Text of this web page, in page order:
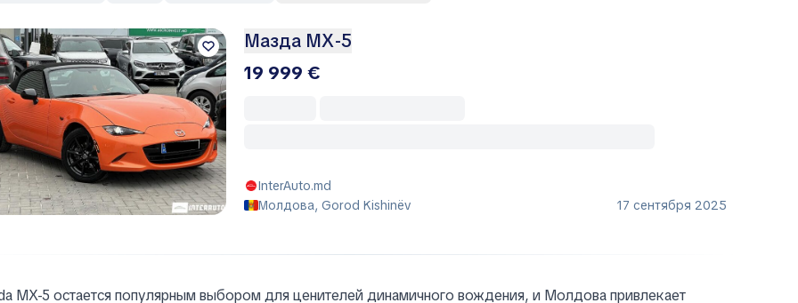
Мазда МХ-5
19 999 €
InterAuto.md
Молдова, Gorod Kishinëv
17 сентября 2025
MX-5 остается популярным выбором для ценителей динамичного вождения, и Молдова привлекает